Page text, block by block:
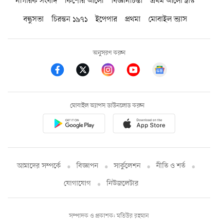
বন্ধুসভা
চিরন্তন ১৯৭১ ইপেপার প্রথমা মোবাইল ভ্যাস
অনুসরণ করুন
মোবাইল অ্যাপস ডাউনলোড করুন
আমাদের সম্পর্কে বিজ্ঞাপন সার্কুলেশন
নীতি ও শর্ত
যোগাযোগ
নিউজলেটার
সম্পাদক ও প্রকাশক: মতিউর রহমান